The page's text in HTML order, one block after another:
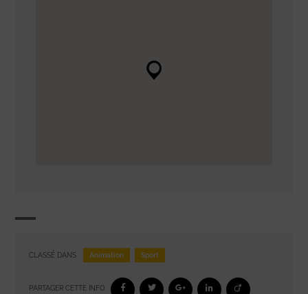
CLASSÉ DANS : Animation Sport
PARTAGER CETTE INFO :